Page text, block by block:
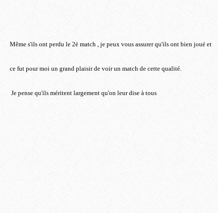
Même s'ils ont perdu le 2è match , je peux vous assurer qu'ils ont bien joué et
ce fut pour moi un grand plaisir de voir un match de cette qualité.
Je pense qu'ils méritent largement qu'on leur dise à tous